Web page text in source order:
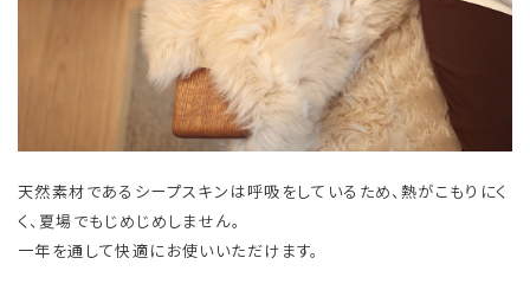
天然素材であるシープスキンは呼吸をしているため、熱がこもりにく
く、夏場でもじめじめしません。
一年を通して快適にお使いいただけます。